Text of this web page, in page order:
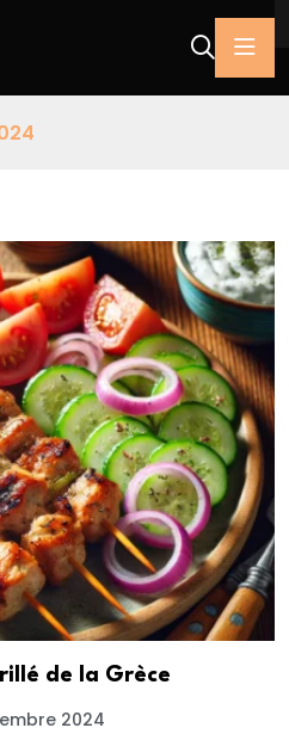
de la Grèce
2024